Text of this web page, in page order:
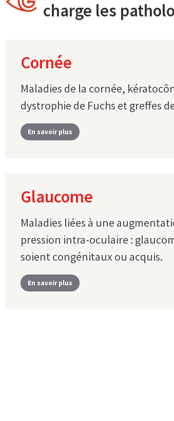
charge les
Cornée
Maladies de la cornée,
dystrophie de Fuchs et greffes
En savoir plus
Glaucome
Maladies liées à une
pression intra-oculaire :
soient congénitaux ou acquis.
En savoir plus